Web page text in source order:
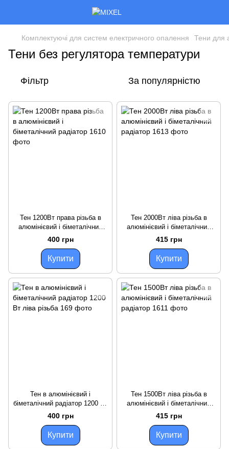
Комплектуючі для систем електричного опалення Тени для
Тени без регулятора температури
Фільтр За популярністю
Тен 1200Вт права різьба в
алюмінієвий і біметалічний
радіатор
400 грн
Купити
Тен 2000Вт ліва різьба в
алюмінієвий і біметалічний
радіатор
415 грн
Купити
Тен в алюмінієвий і
біметалічний радіатор 1200 Вт
ліва різьба
400 грн
Купити
Тен 1500Вт ліва різьба в
алюмінієвий і біметалічний
радіатор
415 грн
Купити